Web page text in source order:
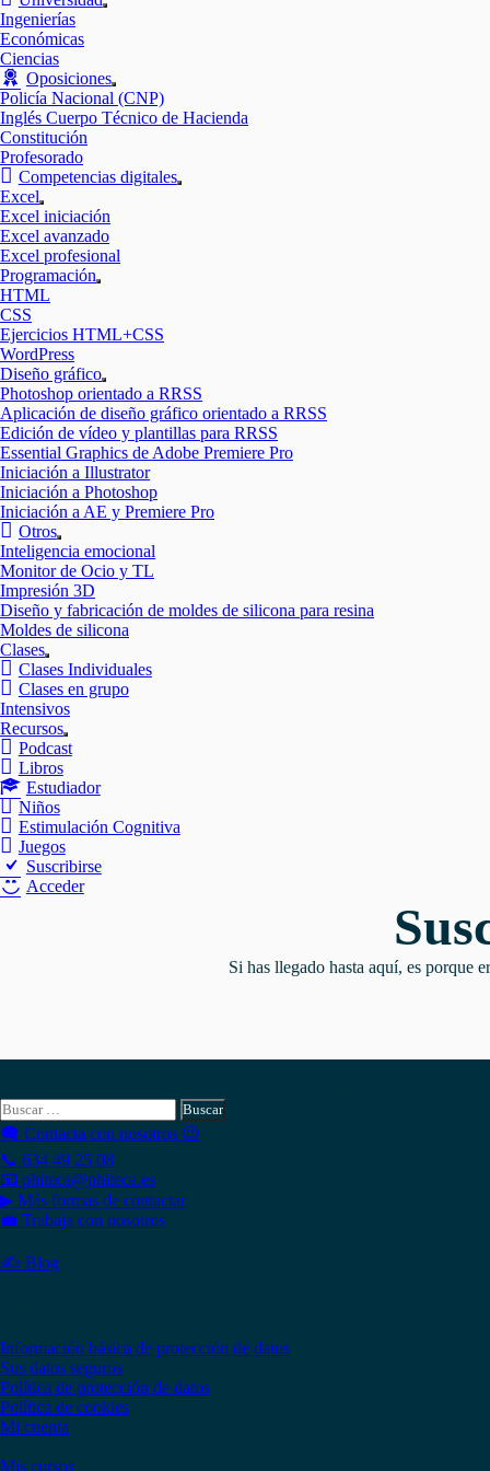
Mostrar
Ingenierías
Económicas
Ciencias
Oposiciones
Mostrar
el
submenú
Policía Nacional (CNP)
Inglés Cuerpo Técnico de Hacienda
Constitución
Profesorado
Competencias digitales
Mostrar
Excel
Mostrar
el
submenú
Excel iniciación
Excel avanzado
Excel profesional
Programación
Mostrar
HTML
CSS
Ejercicios HTML+CSS
WordPress
Diseño gráfico
Mostrar
el
submenú
Photoshop orientado a RRSS
Aplicación de diseño gráfico orientado a RRSS
Edición de vídeo y plantillas para RRSS
Essential Graphics de Adobe Premiere Pro
Iniciación a Illustrator
Iniciación a Photoshop
Iniciación a AE y Premiere Pro
Otros
Mostrar
el
submenú
Inteligencia emocional
Monitor de Ocio y TL
Impresión 3D
Diseño y fabricación de moldes de silicona para resina
Moldes de silicona
Clases
Mostrar
el
submenú
Clases Individuales
Clases en grupo
Intensivos
Recursos
Mostrar
el
Podcast
Libros
Estudiador
Niños
Estimulación Cognitiva
Juegos
Suscribirse
Acceder
Si has llegado hasta aquí, es porque
Buscar:
🗨 Contacta con nosotros 😉
📞 634 49 25 08
📧 phiteca@phiteca.es
▶ Más formas de contactar
💼 Trabaja con nosotros
✍ Blog
Información básica de protección de datos
Sus datos seguros
Política de protección de datos
Política de cookies
Mi cuenta
Mis cursos